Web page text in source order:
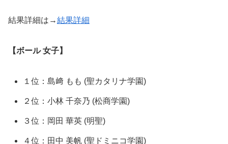
結果詳細は→結果詳細
【ボール 女子】
１位：島﨑 もも (聖カタリナ学園)
２位：小林 千奈乃 (松商学園)
３位：岡田 華英 (明聖)
４位：田中 美帆 (聖ドミニコ学園)